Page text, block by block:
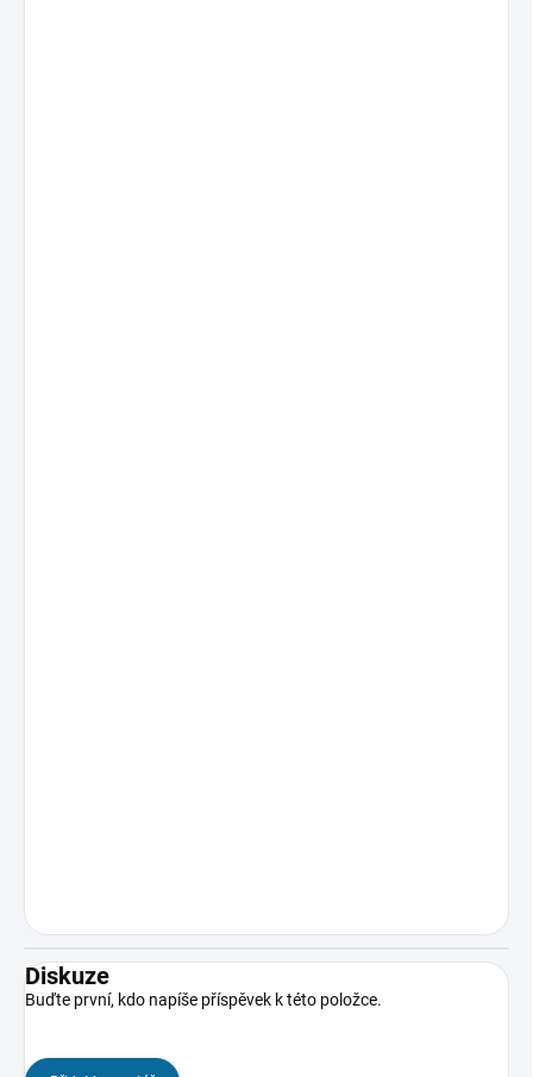
Diskuze
Buďte první, kdo napíše příspěvek k této položce.